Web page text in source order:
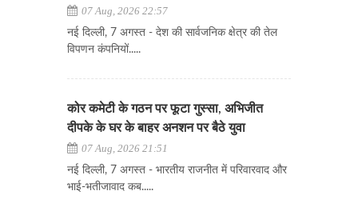
07 Aug, 2026 22:57
नई दिल्ली, 7 अगस्त - देश की सार्वजनिक क्षेत्र की तेल
विपणन कंपनियों.....
कोर कमेटी के गठन पर फूटा गुस्सा, अभिजीत
दीपके के घर के बाहर अनशन पर बैठे युवा
07 Aug, 2026 21:51
नई दिल्ली, 7 अगस्त - भारतीय राजनीत में परिवारवाद और
भाई-भतीजावाद कब.....